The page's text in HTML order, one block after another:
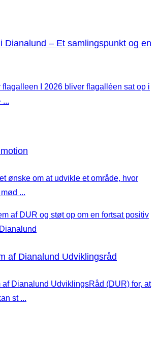
Dianalund – Et samlingspunkt og en
flagalleen I 2026 bliver flagalléen sat op i
...
ønske om at udvikle et område, hvor
...
af Dianalund Udviklingsråd
af Dianalund UdviklingsRåd (DUR) for, at
st ...